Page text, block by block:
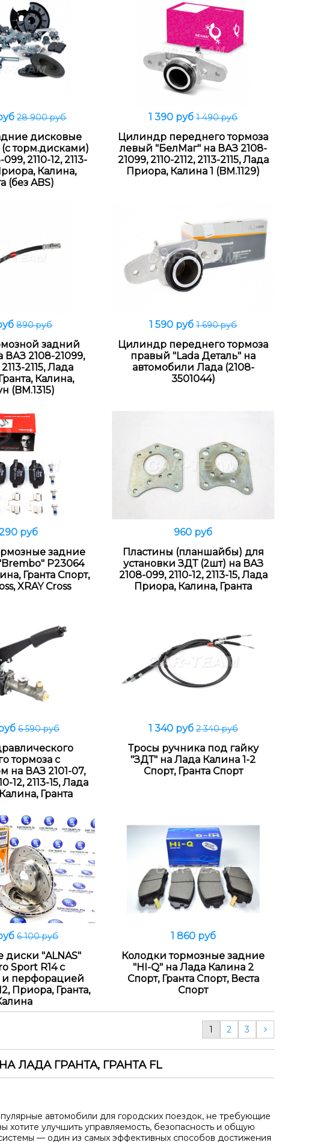
корзину
28 900 руб
дисковые
(c торм.дисками)
2110-12, 2113-
Калина,
(без ABS)
В корзину
1 390 руб1 490 руб
Цилиндр переднего тормоза
левый "БелМаг" на ВАЗ 2108-
21099, 2110-2112, 2113-2115, Лада
Приора, Калина 1 (BM.1129)
корзину
890 руб
задний
ВАЗ 2108-21099,
2113-2115, Лада
Калина,
(BM.1315)
В корзину
1 590 руб1 690 руб
Цилиндр переднего тормоза
правый "Lada Деталь" на
автомобили Лада (2108-
3501044)
корзину
руб
задние
P23064
Гранта Спорт,
XRAY Cross
В корзину
960 руб
Пластины (планшайбы) для
установки ЗДТ (2шт) на ВАЗ
2108-099, 2110-12, 2113-15, Лада
Приора, Калина, Гранта
корзину
6 590 руб
тормоза с
на ВАЗ 2101-07,
12, 2113-15, Лада
Гранта
В корзину
1 340 руб2 340 руб
Тросы ручника под гайку
"ЗДТ" на Лада Калина 1-2
Спорт, Гранта Спорт
корзину
6 100 руб
диски "ALNAS"
Sport R14 с
и перфорацией
Приора, Гранта,
В корзину
1 860 руб
Колодки тормозные задние
"HI-Q" на Лада Калина 2
Спорт, Гранта Спорт, Веста
Спорт
1 2 3
ЛАДА ГРАНТА, ГРАНТА FL
автомобили для городских поездок, не требующие
хотите улучшить управляемость, безопасность и общую
— один из самых эффективных способов достижения